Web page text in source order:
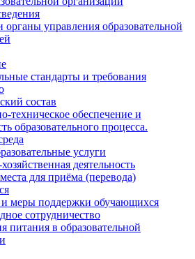
органы управления образовательной
стандарты и требования
состав
техническое обеспечение и
образовательного процесса.
услуги
деятельность
для приёма (перевода)
меры поддержки обучающихся
сотрудничество
питания в образовательной